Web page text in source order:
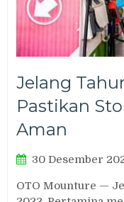
Jelang
Pastikan
Aman
30 Desember
OTO Mounture —